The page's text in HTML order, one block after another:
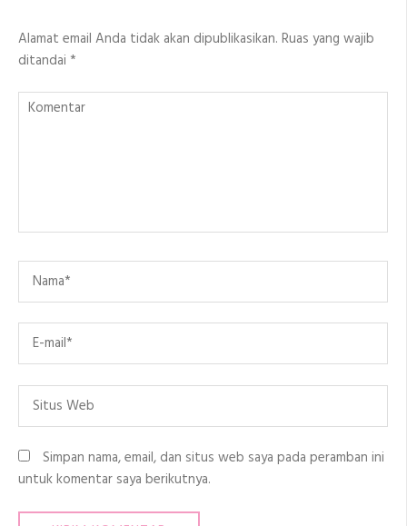
Alamat email Anda tidak akan dipublikasikan. Ruas yang wajib
ditandai *
Komentar
Name
Email
Situs
Web
Simpan nama, email, dan situs web saya pada peramban ini
untuk komentar saya berikutnya.